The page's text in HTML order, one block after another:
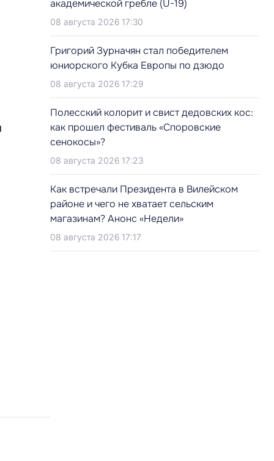
академической гребле (U-19)
08 августа 2026 17:30
Григорий Зурначян стал победителем
юниорского Кубка Европы по дзюдо
08 августа 2026 17:29
Полесский колорит и свист дедовских кос:
как прошел фестиваль «Споровские
сенокосы»?
08 августа 2026 17:23
Как встречали Президента в Вилейском
районе и чего не хватает сельским
магазинам? Анонс «Недели»
08 августа 2026 17:17